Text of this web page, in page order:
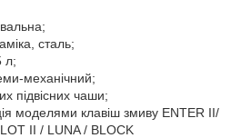
сталь;
л;
механічний;
підвісних чаши;
моделями клавіш змиву ENTER II/
II / LUNA / BLOCK